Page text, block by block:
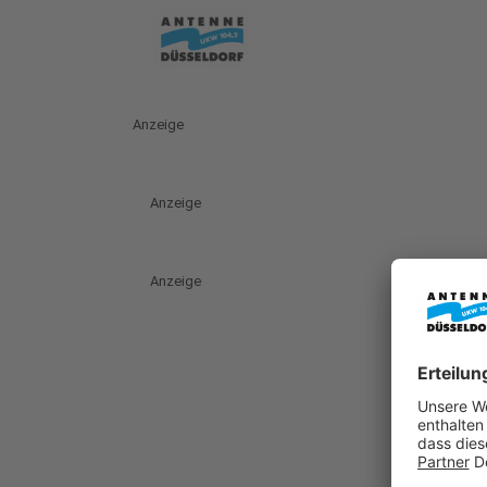
Anzeige
Anzeige
Anzeige